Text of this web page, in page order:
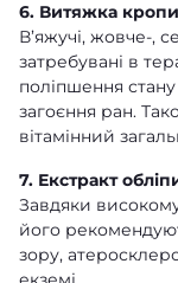
6. Витяжка
В’яжучі, жовче-,
затребувані в
поліпшення
загоєння ран.
вітамінний
7. Екстракт
Завдяки високому
його
зору,